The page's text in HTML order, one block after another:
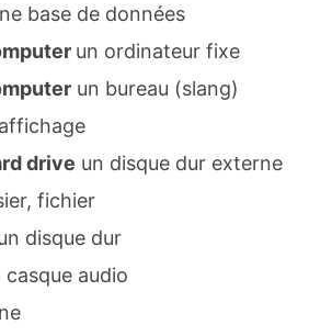
base de données
un ordinateur fixe
un bureau (slang)
drive un disque dur externe
fichier
disque dur
casque audio